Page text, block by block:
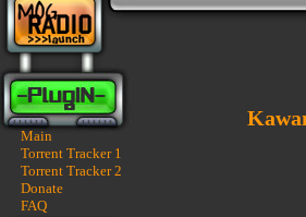
Main
Torrent Tracker 1
Torrent Tracker 2
Donate
FAQ